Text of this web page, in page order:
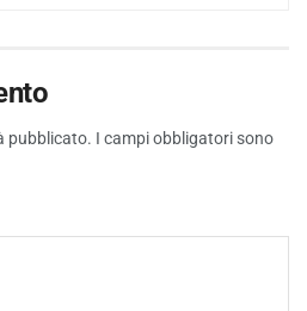
pubblicato. I campi obbligatori sono